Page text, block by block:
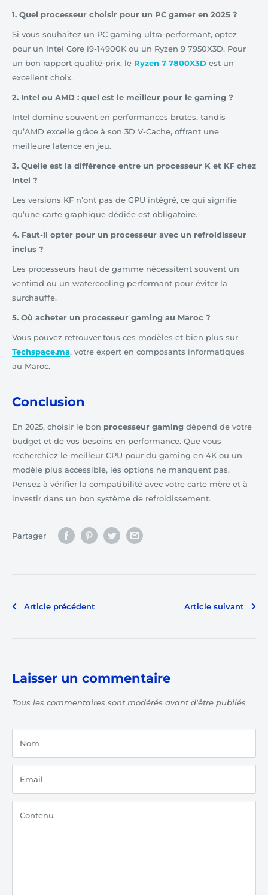
1. Quel processeur choisir pour un PC gamer en 2025 ?
Si vous souhaitez un PC gaming ultra-performant, optez
pour un Intel Core i9-14900K ou un Ryzen 9 7950X3D. Pour
un bon rapport qualité-prix, le Ryzen 7 7800X3D est un
excellent choix.
2. Intel ou AMD : quel est le meilleur pour le gaming ?
Intel domine souvent en performances brutes, tandis
qu’AMD excelle grâce à son 3D V-Cache, offrant une
meilleure latence en jeu.
3. Quelle est la différence entre un processeur K et KF chez
Intel ?
Les versions KF n’ont pas de GPU intégré, ce qui signifie
qu’une carte graphique dédiée est obligatoire.
4. Faut-il opter pour un processeur avec un refroidisseur
inclus ?
Les processeurs haut de gamme nécessitent souvent un
ventirad ou un watercooling performant pour éviter la
surchauffe.
5. Où acheter un processeur gaming au Maroc ?
Vous pouvez retrouver tous ces modèles et bien plus sur
Techspace.ma, votre expert en composants informatiques
au Maroc.
Conclusion
En 2025, choisir le bon processeur gaming dépend de votre
budget et de vos besoins en performance. Que vous
recherchiez le meilleur CPU pour du gaming en 4K ou un
modèle plus accessible, les options ne manquent pas.
Pensez à vérifier la compatibilité avec votre carte mère et à
investir dans un bon système de refroidissement.
Partager
Article précédent Article suivant
Laisser un commentaire
Tous les commentaires sont modérés avant d'être publiés
Nom
Email
Contenu